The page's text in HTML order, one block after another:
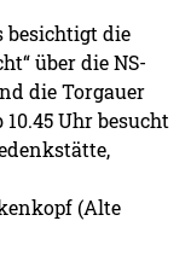
die
über die NS-
die Torgauer
Uhr besucht
(Alte